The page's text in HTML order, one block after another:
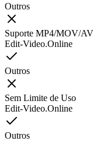
Outros
Suporte MP4/MOV/
Edit-Video.Online
Outros
Sem Limite de Uso
Edit-Video.Online
Outros